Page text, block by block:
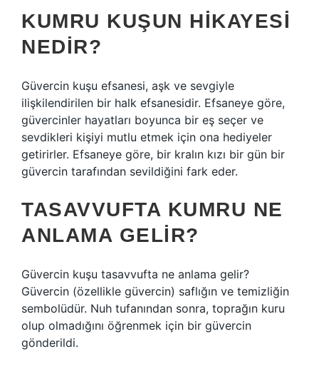
KUMRU KUŞUN HIKAYESI
NEDIR?
Güvercin kuşu efsanesi, aşk ve sevgiyle
ilişkilendirilen bir halk efsanesidir. Efsaneye göre,
güvercinler hayatları boyunca bir eş seçer ve
sevdikleri kişiyi mutlu etmek için ona hediyeler
getirirler. Efsaneye göre, bir kralın kızı bir gün bir
güvercin tarafından sevildiğini fark eder.
TASAVVUFTA KUMRU NE
ANLAMA GELIR?
Güvercin kuşu tasavvufta ne anlama gelir?
Güvercin (özellikle güvercin) saflığın ve temizliğin
sembolüdür. Nuh tufanından sonra, toprağın kuru
olup olmadığını öğrenmek için bir güvercin
gönderildi.